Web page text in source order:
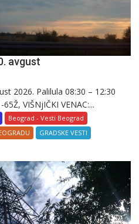
avgust
2026. Palilula 08:30 – 12:30
VIŠNjIČKI VENAC:...
Beograd - Vesti Beograd
GRADSKE VESTI